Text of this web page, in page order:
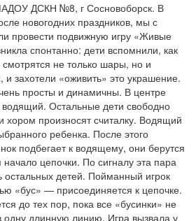
ДСКН №8, г Сосновоборск. В
новогодних праздников, мы с
провести подвижную игру «Живые
спонтанно: дети вспомнили, как
смотрятся не только шары, но и
и захотели «оживить» это украшение.
просты и динамичны. В центре
Остальные дети свободно
хором произносят считалку. Водящий
ребенка. После этого
подбегает к водящему, они берутся
начало цепочки. По сигналу эта пара
остальных детей. Пойманный игрок
«бус» — присоединяется к цепочке.
до тех пор, пока все «бусинки» не
одну длинную линию. Игра вызвала у